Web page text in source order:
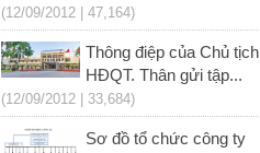
(12/09/2012 | 47,164)
Thông điệp của Chủ tịch
HĐQT. Thân gửi tập...
(12/09/2012 | 33,684)
Sơ đồ tổ chức công ty